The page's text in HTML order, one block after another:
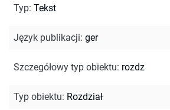
Typ: Tekst
Język publikacji: ger
Szczegółowy typ obiektu: rozdz
Typ obiektu: Rozdział